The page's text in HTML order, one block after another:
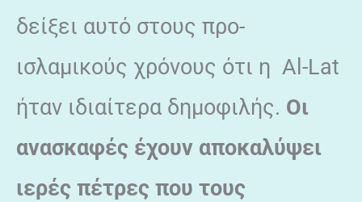
δείξει αυτό στους προ-
ισλαμικούς χρόνους ότι η Al-Lat
ήταν ιδιαίτερα δημοφιλής. Οι
ανασκαφές έχουν αποκαλύψει
ιερές πέτρες που τους